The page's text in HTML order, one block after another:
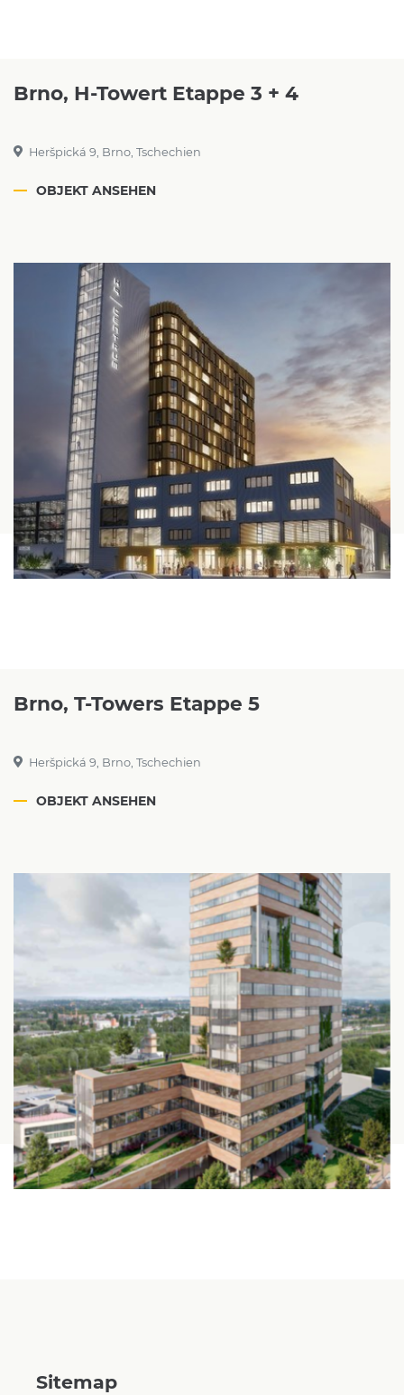
Brno, H-Towert Etappe 3 + 4
Heršpická 9, Brno, Tschechien
OBJEKT ANSEHEN
Brno, T-Towers Etappe 5
Heršpická 9, Brno, Tschechien
OBJEKT ANSEHEN
Sitemap